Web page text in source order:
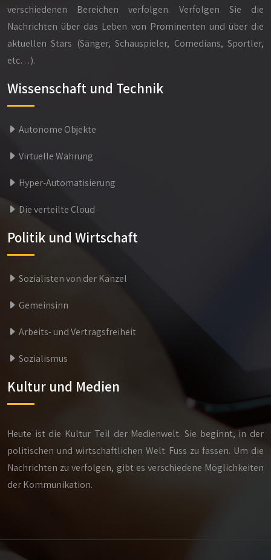
verschiedenen Bereichen verfolgen. Verfolgen Sie die
Nachrichten über das Leben von Prominenten und über die
aktuellen Stars (Sänger, Schauspieler, Comedians, Sportler,
etc…).
Wissenschaft und Technik
Autonome Objekte
Virtuelle Währung
Hyper-Automatisierung
Die verteilte Cloud
Politik und Wirtschaft
Sozialisten von der Kanzel
Gemeinsinn
Arbeits- und Vertragsfreiheit
Sozialismus
Kultur und Medien
Heute ist die Kultur Teil der Medienwelt. Sie beginnt, in der
politischen und wirtschaftlichen Welt Fuss zu fassen. Um die
Nachrichten zu verfolgen, gibt es verschiedene Möglichkeiten
der Kommunikation.